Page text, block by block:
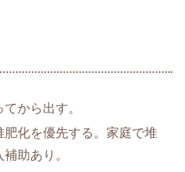
から出す。
化を優先する。家庭で堆
助あり。